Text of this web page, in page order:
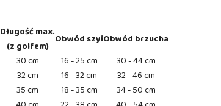
Długość max.
(z golfem)
Obwód szyiObwód brzucha
30 cm 16 - 25 cm
30 - 44 cm
32 cm 16 - 32 cm
32 - 46 cm
35 cm 18 - 35 cm
34 - 50 cm